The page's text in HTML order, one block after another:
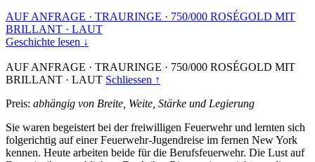
AUF ANFRAGE · TRAURINGE · 750/000 ROSÉGOLD MIT
BRILLANT · LAUT
Geschichte lesen ↓
AUF ANFRAGE · TRAURINGE · 750/000 ROSÉGOLD MIT
BRILLANT · LAUT Schliessen ↑
Preis: abhängig von Breite, Weite, Stärke und Legierung
Sie waren begeistert bei der freiwilligen Feuerwehr und lernten sich
folgerichtig auf einer Feuerwehr-Jugendreise im fernen New York
kennen. Heute arbeiten beide für die Berufsfeuerwehr. Die Lust auf